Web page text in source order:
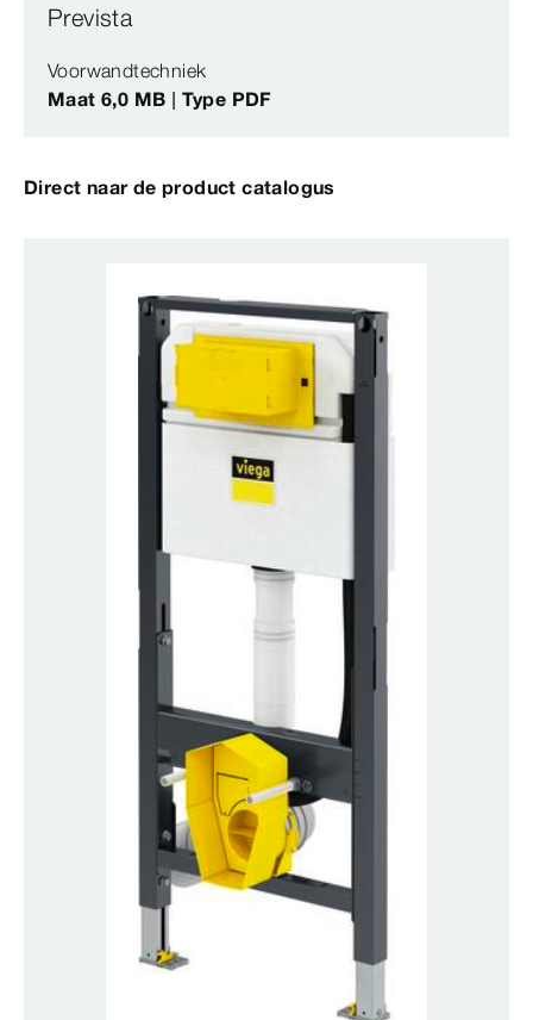
Prevista
Voorwandtechniek
Maat 6,0 MB | Type PDF
Direct naar de product catalogus